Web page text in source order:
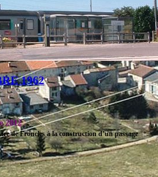
1962
2012
de Froncles à la construction d’un passage